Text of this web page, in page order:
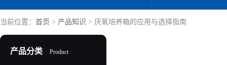
当前位置： 首页 > 产品知识 > 厌氧培养箱的应用与选择指南
产品分类 Product